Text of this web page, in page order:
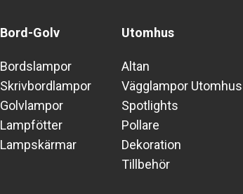
Bord-Golv
Bordslampor
Skrivbordlampor
Golvlampor
Lampfötter
Lampskärmar
Utomhus
Altan
Vägglampor Utomhus
Spotlights
Pollare
Dekoration
Tillbehör